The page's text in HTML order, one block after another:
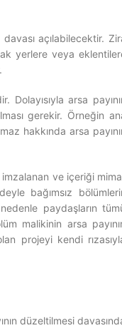
açılabilecektir.
yerlere veya
Dolayısıyla arsa
gerekir. Örneğin
hakkında arsa
imzalanan ve içeriği
bağımsız
paydaşların
malikinin arsa
projeyi kendi
düzeltilmesi